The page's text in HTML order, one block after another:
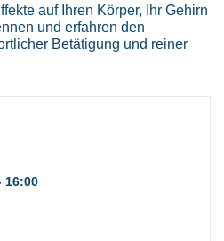
auf Ihren Körper, Ihr Gehirn
und erfahren den
Betätigung und reiner
16:00